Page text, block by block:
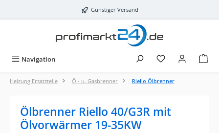
Günstiger Versand
Navigation
Heizung Ersatzteile Öl- u. Gasbrenner Riello Ölbrenner
Ölbrenner Riello 40/G3R mit
Ölvorwärmer 19-35KW